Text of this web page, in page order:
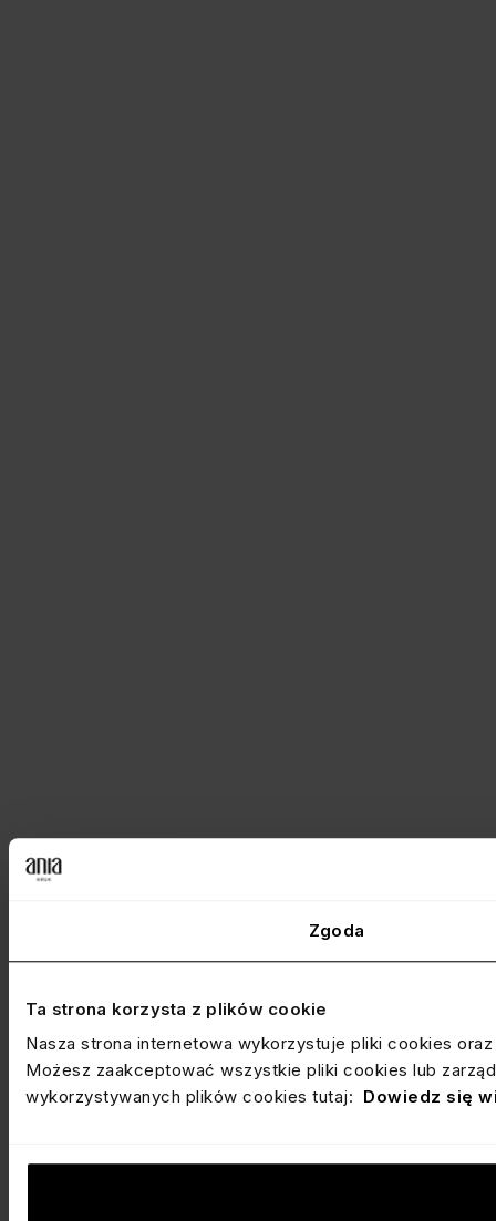
Zgoda
Ta strona korzysta z plików cookie
Nasza strona internetowa wykorzystuje pliki cookies
Możesz zaakceptować wszystkie pliki cookies lub
wykorzystywanych plików cookies tutaj: Dowiedz się